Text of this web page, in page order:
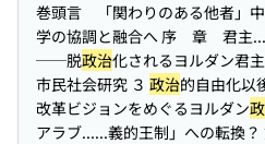
巻頭言 「関わりのある他者」
学の協調と融合へ 序 章 君主...
──脱政治化されるヨルダン君
市民社会研究 ３ 政治的自由化以
改革ビジョンをめぐるヨルダン
アラブ......義的王制」への転換